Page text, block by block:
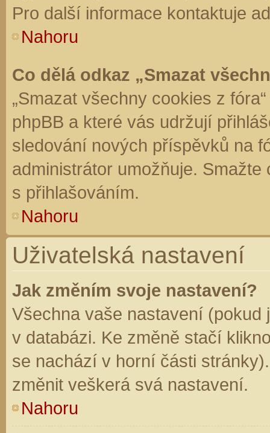
Pro další informace kontaktuje
Nahoru
Co dělá odkaz „Smazat
„Smazat všechny cookies z
phpBB a které vás udržují
sledování nových příspěvků na
administrátor umožňuje.
s přihlašováním.
Nahoru
Uživatelská nastavení
Jak změním svoje nastavení?
Všechna vaše nastavení (pokud
v databázi. Ke změně stačí
se nachází v horní části
změnit veškerá svá nastavení.
Nahoru